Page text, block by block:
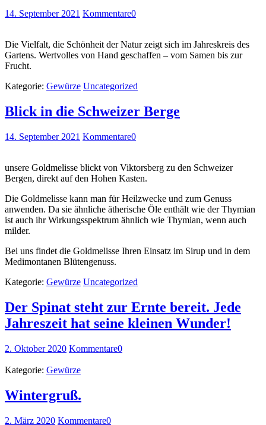
14. September 2021 Kommentare0
Die Vielfalt, die Schönheit der Natur zeigt sich im Jahreskreis des
Gartens. Wertvolles von Hand geschaffen – vom Samen bis zur
Frucht.
Kategorie: Gewürze Uncategorized
Blick in die Schweizer Berge
14. September 2021 Kommentare0
unsere Goldmelisse blickt von Viktorsberg zu den Schweizer
Bergen, direkt auf den Hohen Kasten.
Die Goldmelisse kann man für Heilzwecke und zum Genuss
anwenden. Da sie ähnliche ätherische Öle enthält wie der Thymian
ist auch ihr Wirkungsspektrum ähnlich wie Thymian, wenn auch
milder.
Bei uns findet die Goldmelisse Ihren Einsatz im Sirup und in dem
Medimontanen Blütengenuss.
Kategorie: Gewürze Uncategorized
Der Spinat steht zur Ernte bereit. Jede
Jahreszeit hat seine kleinen Wunder!
2. Oktober 2020 Kommentare0
Kategorie: Gewürze
Wintergruß.
2. März 2020 Kommentare0